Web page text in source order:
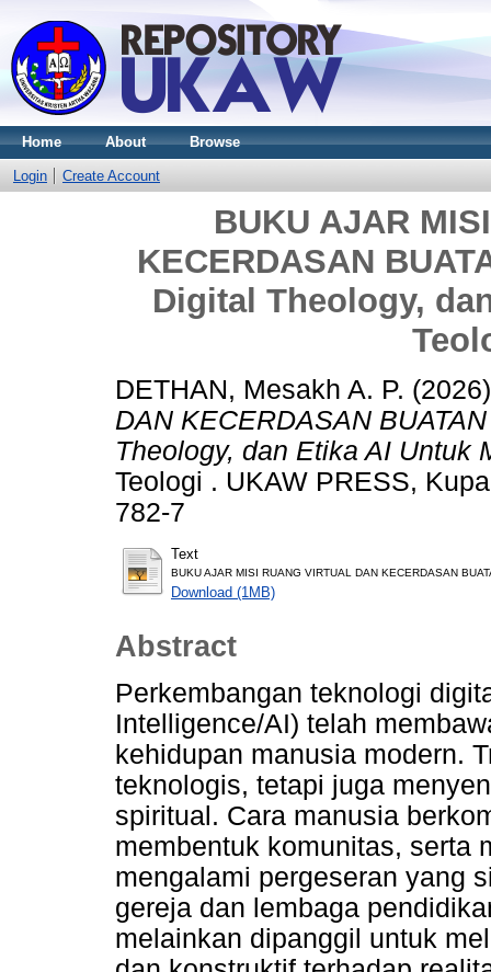
Home About Browse
Login Create Account
BUKU AJAR
KECERDASAN
Digital Theology,
DETHAN, Mesakh A. P.
DAN KECERDASAN
Theology, dan Etika AI Untuk
Teologi . UKAW PRESS,
782-7
Text
BUKU AJAR MISI RUANG VIRTUAL DAN KECERDASAN
Download (1MB)
Abstract
Perkembangan teknologi
Intelligence/AI) telah
kehidupan manusia modern.
teknologis, tetapi juga
spiritual. Cara manusia
membentuk komunitas, serta
mengalami pergeseran yang
gereja dan lembaga
melainkan dipanggil untuk